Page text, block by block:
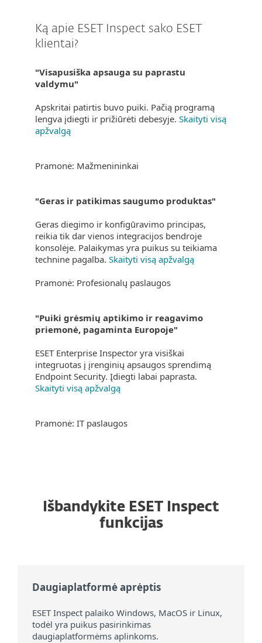
Ką apie ESET Inspect sako ESET
klientai?
"Visapusiška apsauga su paprastu
valdymu"
Apskritai patirtis buvo puiki. Pačią programą
lengva įdiegti ir prižiūrėti debesyje. Skaityti visą
apžvalgą
Pramonė: Mažmenininkai
"Geras ir patikimas saugumo produktas"
Geras diegimo ir konfigūravimo principas,
reikia tik dar vienos integracijos bendroje
konsolėje. Palaikymas yra puikus su teikiama
technine pagalba. Skaityti visą apžvalgą
Pramonė: Profesionalų paslaugos
"Puiki grėsmių aptikimo ir reagavimo
priemonė, pagaminta Europoje"
ESET Enterprise Inspector yra visiškai
integruotas į įrenginių apsaugos sprendimą
Endpoint Security. Įdiegti labai paprasta.
Skaityti visą apžvalgą
Pramonė: IT paslaugos
Išbandykite ESET Inspect
funkcijas
Daugiaplatformė aprėptis
ESET Inspect palaiko Windows, MacOS ir Linux,
todėl yra puikus pasirinkimas
daugiaplatformėms aplinkoms.